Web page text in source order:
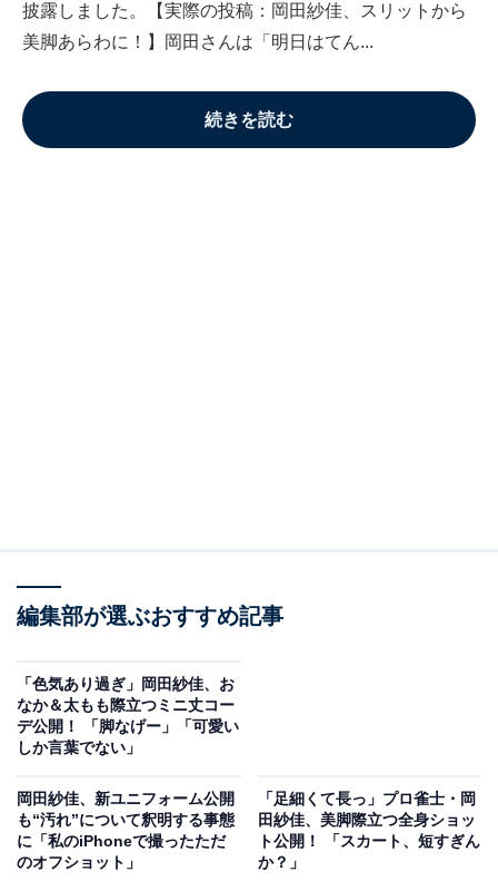
披露しました。【実際の投稿：岡田紗佳、スリットから
美脚あらわに！】岡田さんは「明日はてん...
続きを読む
編集部が選ぶおすすめ記事
「色気あり過ぎ」岡田紗佳、お
なか＆太もも際立つミニ丈コー
デ公開！ 「脚なげー」「可愛い
しか言葉でない」
岡田紗佳、新ユニフォーム公開
も“汚れ”について釈明する事態
に「私のiPhoneで撮ったただ
のオフショット」
「足細くて長っ」プロ雀士・岡
田紗佳、美脚際立つ全身ショッ
ト公開！ 「スカート、短すぎん
か？」